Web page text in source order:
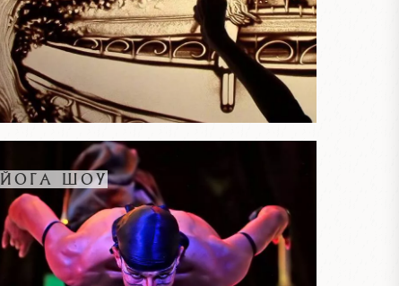
ЙОГА ШОУ